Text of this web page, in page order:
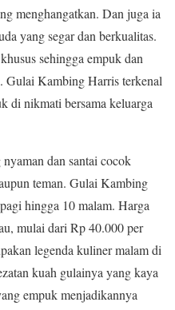
menghangatkan. Dan juga ia
yang segar dan berkualitas.
sehingga empuk dan
Gulai Kambing Harris terkenal
di nikmati bersama keluarga
dan santai cocok
teman. Gulai Kambing
hingga 10 malam. Harga
mulai dari Rp 40.000 per
legenda kuliner malam di
kuah gulainya yang kaya
empuk menjadikannya